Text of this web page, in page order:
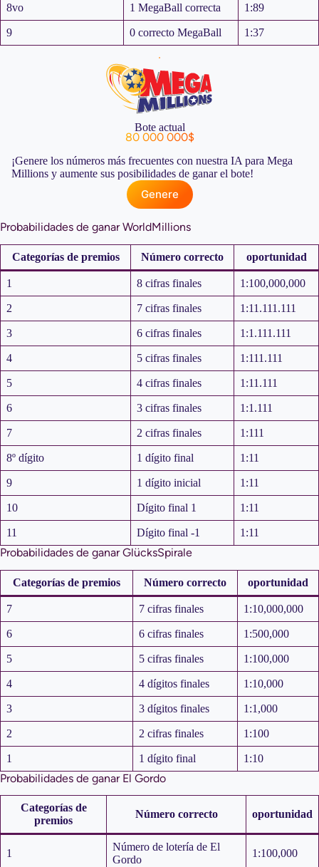
8vo 1 MegaBall correcta 1:89
9 0 correcto MegaBall 1:37
Bote actual
80 000 000$
¡Genere los números más frecuentes con nuestra IA para Mega
Millions y aumente sus posibilidades de ganar el bote!
Genere
Probabilidades de ganar WorldMillions
Categorías de premios Número correcto oportunidad
1 8 cifras finales 1:100,000,000
2 7 cifras finales 1:11.111.111
3 6 cifras finales 1:1.111.111
4 5 cifras finales 1:111.111
5 4 cifras finales 1:11.111
6 3 cifras finales 1:1.111
7 2 cifras finales 1:111
8º dígito 1 dígito final 1:11
9 1 dígito inicial 1:11
10 Dígito final 1 1:11
11 Dígito final -1 1:11
Probabilidades de ganar GlücksSpirale
Categorías de premios Número correcto oportunidad
7 7 cifras finales 1:10,000,000
6 6 cifras finales 1:500,000
5 5 cifras finales 1:100,000
4 4 dígitos finales 1:10,000
3 3 dígitos finales 1:1,000
2 2 cifras finales 1:100
1 1 dígito final 1:10
Probabilidades de ganar El Gordo
Categorías de
premios
Número correcto oportunidad
1
Número de lotería de El
Gordo
1:100,000